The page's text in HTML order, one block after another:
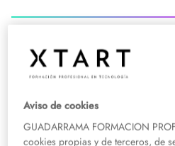
Requisitos de acceso para
Valencia
Puedes acceder a este ciclo en
Aviso de cookies
GUADARRAMA FORMACION
cookies propias y de terceros, de